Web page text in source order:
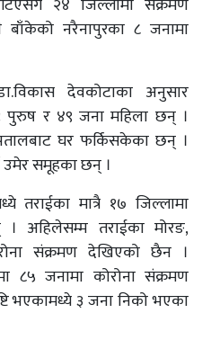
२४ जिल्लामा संक्रमण
बाँकेको नरैनापुरका ८ जनामा
देवकोटाका अनुसार
पुरुष र ४९ जना महिला छन् ।
घर फर्किसकेका छन् ।
उमेर समूहका छन् ।
तराईका मात्रै १७ जिल्लामा
। अहिलेसम्म तराईका मोरङ,
संक्रमण देखिएको छैन ।
८५ जनामा कोरोना संक्रमण
भएकामध्ये ३ जना निको भएका